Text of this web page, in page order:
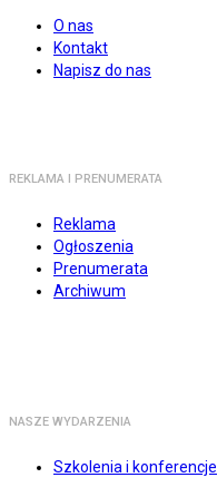
O nas
Kontakt
Napisz do nas
REKLAMA I PRENUMERATA
Reklama
Ogłoszenia
Prenumerata
Archiwum
NASZE WYDARZENIA
Szkolenia i konferencje